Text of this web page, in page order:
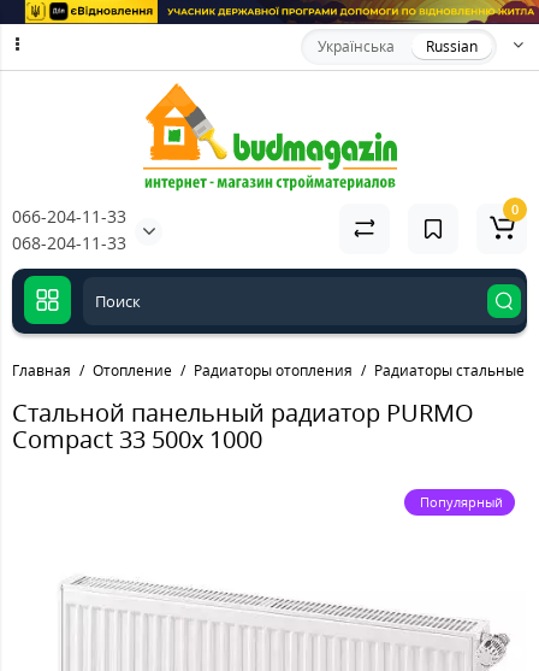
Українська Russian
066-204-11-33
068-204-11-33
0
Главная Отопление Радиаторы отопления Радиаторы стальные
Стальной панельный радиатор PURMO
Compact 33 500x 1000
Популярный